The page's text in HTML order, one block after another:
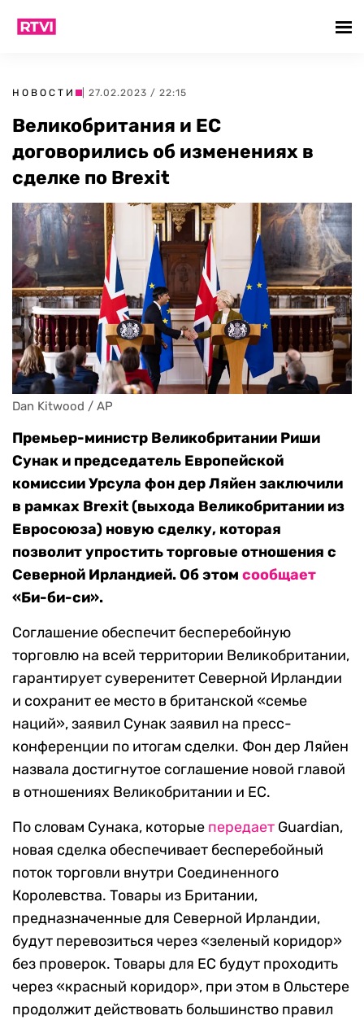
НОВОСТИ | 27.02.2023 / 22:15
Великобритания и ЕС
договорились об изменениях в
сделке по Brexit
Dan Kitwood / AP
Премьер-министр Великобритании Риши
Сунак и председатель Европейской
комиссии Урсула фон дер Ляйен заключили
в рамках Brexit (выхода Великобритании из
Евросоюза) новую сделку, которая
позволит упростить торговые отношения с
Северной Ирландией. Об этом сообщает
«Би-би-си».
Соглашение обеспечит бесперебойную
торговлю на всей территории Великобритании,
гарантирует суверенитет Северной Ирландии
и сохранит ее место в британской «семье
наций», заявил Сунак заявил на пресс-
конференции по итогам сделки. Фон дер Ляйен
назвала достигнутое соглашение новой главой
в отношениях Великобритании и ЕС.
По словам Сунака, которые передает Guardian,
новая сделка обеспечивает бесперебойный
поток торговли внутри Соединенного
Королевства. Товары из Британии,
предназначенные для Северной Ирландии,
будут перевозиться через «зеленый коридор»
без проверок. Товары для ЕС будут проходить
через «красный коридор», при этом в Ольстере
продолжит действовать большинство правил